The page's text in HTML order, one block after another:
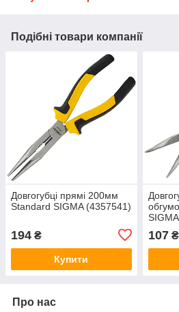
Подібні товари компанії
Довгогубці прямі 200мм
Standard SIGMA (4357541)
194 ₴
Купити
107₴
Про нас